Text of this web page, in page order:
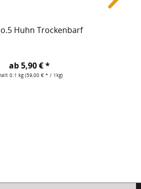
Huhn Trockenbarf
0.1 kg(59,00 € * / 1kg)
ab 5,90 € *